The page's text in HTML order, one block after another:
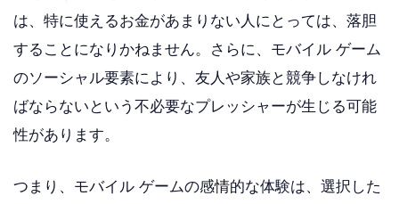
は、特に使えるお金があまりない人にとっては、落胆
することになりかねません。さらに、モバイル ゲーム
のソーシャル要素により、友人や家族と競争しなけれ
ばならないという不必要なプレッシャーが生じる可能
性があります。
つまり、モバイル ゲームの感情的な体験は、選択した